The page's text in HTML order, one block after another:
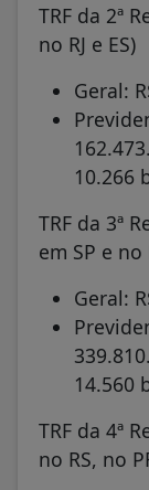
TRF da 2ª
no RJ e ES)
Geral:
10.266
TRF da 3ª
em SP e no
Geral:
14.560
TRF da 4ª
no RS, no